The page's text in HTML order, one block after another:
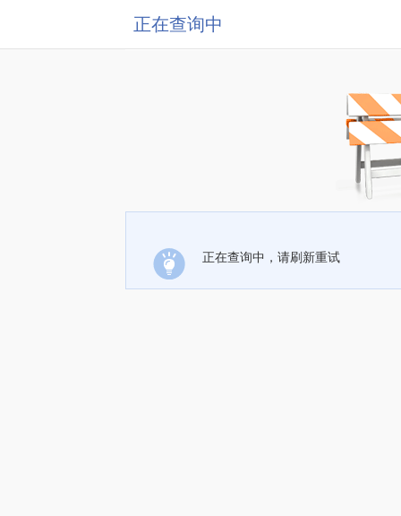
正在查询中
正在查询中，请刷新重试